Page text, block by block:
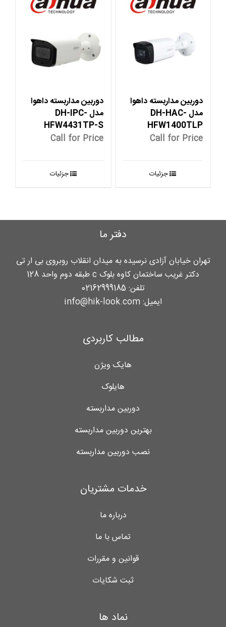
دوربین مداربسته داهوا
مدل DH-HAC-
HFW1400TLP
Call for Price
جزئیات
دوربین مداربسته داهوا
مدل DH-IPC-
HFW4431TP-S
Call for Price
جزئیات
دفتر ما
تهران خیابان آزادی نرسیده به میدان انقلاب روبروی بی ار تی
دکتر غریب ساختمان کاوه بلوک c طبقه دوم واحد 128
تلفن: 02162999185
ایمیل: info@hik-look.com
مطالب کاربردی
هایک ویژن
هایلوک
دوربین مداربسته
بهترین دوربین مداربسته
نصب دوربین مداربسته
خدمات مشتریان
درباره ما
تماس با ما
قوانین و مقررات
ثبت شکایات
نماد ها